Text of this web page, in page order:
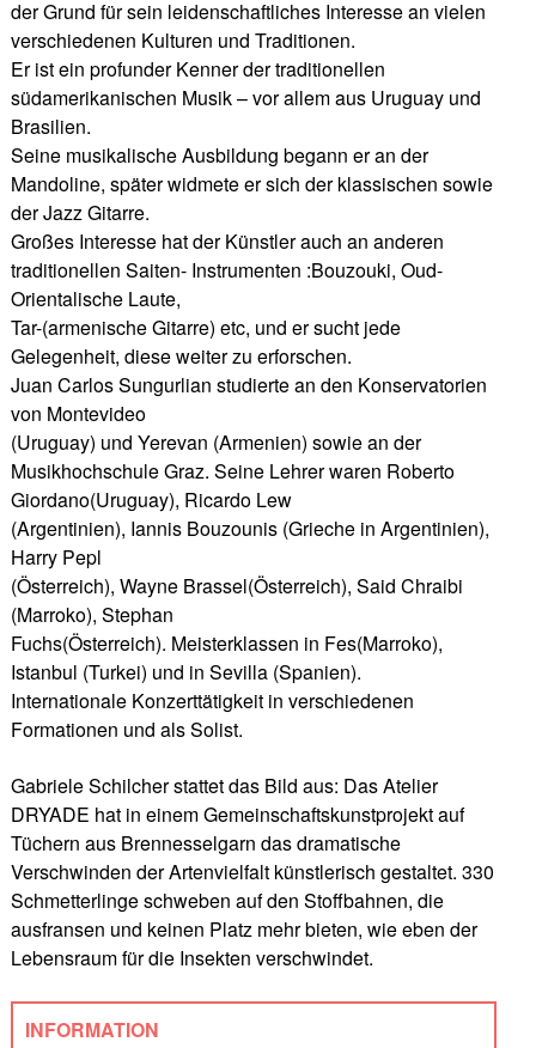
der Grund für sein leidenschaftliches Interesse an vielen
verschiedenen Kulturen und Traditionen.
Er ist ein profunder Kenner der traditionellen
südamerikanischen Musik – vor allem aus Uruguay und
Brasilien.
Seine musikalische Ausbildung begann er an der
Mandoline, später widmete er sich der klassischen sowie
der Jazz Gitarre.
Großes Interesse hat der Künstler auch an anderen
traditionellen Saiten- Instrumenten :Bouzouki, Oud-
Orientalische Laute,
Tar-(armenische Gitarre) etc, und er sucht jede
Gelegenheit, diese weiter zu erforschen.
Juan Carlos Sungurlian studierte an den Konservatorien
von Montevideo
(Uruguay) und Yerevan (Armenien) sowie an der
Musikhochschule Graz. Seine Lehrer waren Roberto
Giordano(Uruguay), Ricardo Lew
(Argentinien), Iannis Bouzounis (Grieche in Argentinien),
Harry Pepl
(Österreich), Wayne Brassel(Österreich), Said Chraibi
(Marroko), Stephan
Fuchs(Österreich). Meisterklassen in Fes(Marroko),
Istanbul (Turkei) und in Sevilla (Spanien).
Internationale Konzerttätigkeit in verschiedenen
Formationen und als Solist.
Gabriele Schilcher stattet das Bild aus: Das Atelier
DRYADE hat in einem Gemeinschaftskunstprojekt auf
Tüchern aus Brennesselgarn das dramatische
Verschwinden der Artenvielfalt künstlerisch gestaltet. 330
Schmetterlinge schweben auf den Stoffbahnen, die
ausfransen und keinen Platz mehr bieten, wie eben der
Lebensraum für die Insekten verschwindet.
INFORMATION